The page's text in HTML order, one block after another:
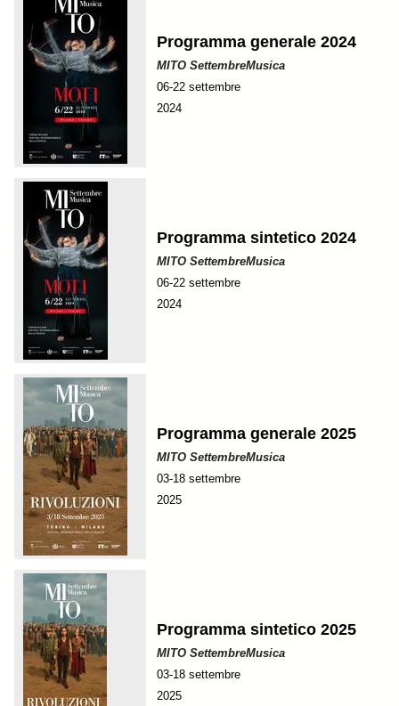
Programma generale 2024
MITO SettembreMusica
06-22 settembre
2024
Programma sintetico 2024
MITO SettembreMusica
06-22 settembre
2024
Programma generale 2025
MITO SettembreMusica
03-18 settembre
2025
Programma sintetico 2025
MITO SettembreMusica
03-18 settembre
2025